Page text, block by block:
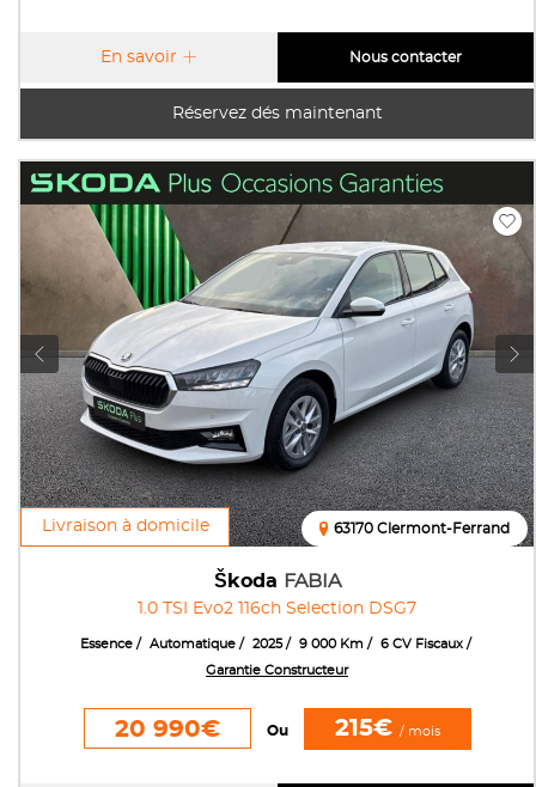
Réservez dés maintenant
En savoir Nous contacter
Livraison à domicile
Škoda FABIA
1.0 TSI Evo2 116ch Selection DSG7
63170 Clermont-Ferrand
Essence Automatique 2025 9 000 Km
6 CV Fiscaux
Garantie Constructeur
20 990€ Ou 215€ / mois